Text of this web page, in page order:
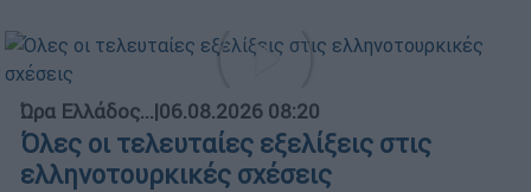
Ώρα Ελλάδος...|06.08.2026 08:20
Όλες οι τελευταίες εξελίξεις στις
ελληνοτουρκικές σχέσεις